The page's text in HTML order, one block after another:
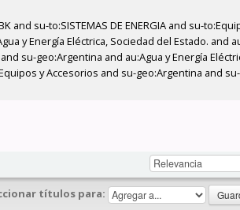
su-to:SISTEMAS DE ENERGIA and su-
y Energía Eléctrica, Sociedad del Estado. and
su-geo:Argentina and au:Agua y Energía
y Accesorios and su-geo:Argentina and
títulos para: